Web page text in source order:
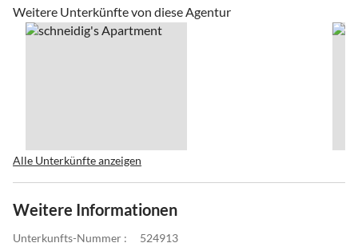
Weitere Unterkünfte von diese Agentur
Alle Unterkünfte anzeigen
Weitere Informationen
Unterkunfts-Nummer : 524913